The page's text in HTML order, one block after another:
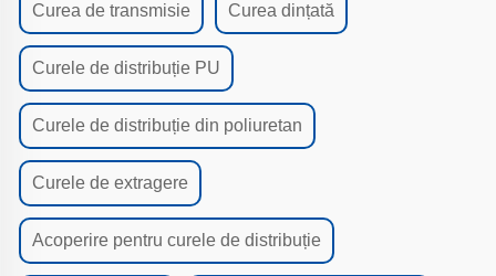
Curea de transmisie Curea dințată
Curele de distribuție PU
Curele de distribuție din poliuretan
Curele de extragere
Acoperire pentru curele de distribuție